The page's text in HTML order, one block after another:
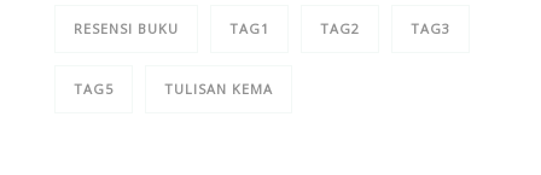
RESENSI BUKU TAG1 TAG2 TAG3
TAG5 TULISAN KEMA